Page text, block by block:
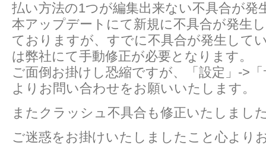
払い方法の1つが編集出来ない不具合が発
本アップデートにて新規に不具合が発生
ておりますが、すでに不具合が発生して
は弊社にて手動修正が必要となります。
ご面倒お掛けし恐縮ですが、「設定」->
よりお問い合わせをお願いいたします。
またクラッシュ不具合も修正いたしまし
ご迷惑をお掛けいたしましたこと心より